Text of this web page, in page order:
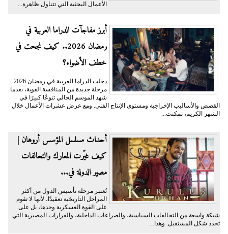
الأعمال البحثية التي تتناول ظاهرة...
أبرز مفاجآت الدراما العربية في
رمضان 2026.. كيف نجحت في
خطف الأضواء؟
دخلت الدراما العربية في رمضان 2026
مرحلة جديدة من المنافسة القوية، بعدما
شهد الموسم الحالي تنوعًا كبيرًا في
القصص والأساليب الإخراجية ومستوى الإنتاج الفني. ومع عرض عشرات الأعمال خلال
الشهر الكريم، تمكنت...
أحداث مسلسل المؤسس أروهان |
كيف غيّرت المعارك والتحالفات
مصير الدولة في...
تُعتبر مرحلة تأسيس الدول من أكثر
المراحل التاريخية تعقيدًا، لأنها لا تقوم
على القوة العسكرية وحدها، بل على
شبكة واسعة من التحالفات السياسية، والصراعات الداخلية، والقرارات المصيرية التي
تحدد شكل المستقبل. وهذا...